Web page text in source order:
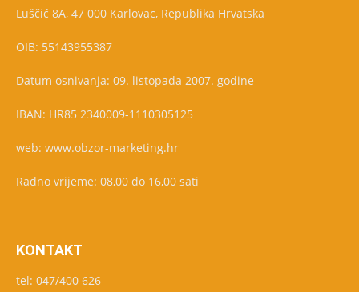
Luščić 8A, 47 000 Karlovac, Republika Hrvatska
OIB: 55143955387
Datum osnivanja: 09. listopada 2007. godine
IBAN: HR85 2340009-1110305125
web: www.obzor-marketing.hr
Radno vrijeme: 08,00 do 16,00 sati
KONTAKT
tel: 047/400 626